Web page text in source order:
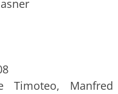
Timoteo, Manfred